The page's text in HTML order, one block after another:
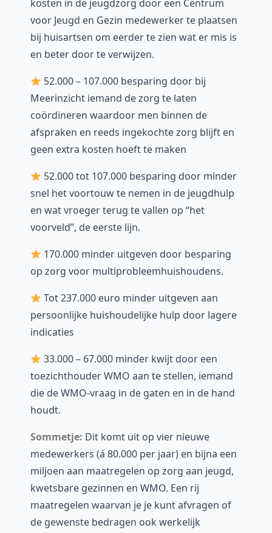
kosten in de jeugdzorg door een Centrum
voor Jeugd en Gezin medewerker te plaatsen
bij huisartsen om eerder te zien wat er mis is
en beter door te verwijzen.
52.000 – 107.000 besparing door bij
Meerinzicht iemand de zorg te laten
coördineren waardoor men binnen de
afspraken en reeds ingekochte zorg blijft en
geen extra kosten hoeft te maken
52.000 tot 107.000 besparing door minder
snel het voortouw te nemen in de jeugdhulp
en wat vroeger terug te vallen op “het
voorveld”, de eerste lijn.
170.000 minder uitgeven door besparing
op zorg voor multiprobleemhuishoudens.
Tot 237.000 euro minder uitgeven aan
persoonlijke huishoudelijke hulp door lagere
indicaties
33.000 – 67.000 minder kwijt door een
toezichthouder WMO aan te stellen, iemand
die de WMO-vraag in de gaten en in de hand
houdt.
Sommetje: Dit komt uit op vier nieuwe
medewerkers (á 80.000 per jaar) en bijna een
miljoen aan maatregelen op zorg aan jeugd,
kwetsbare gezinnen en WMO. Een rij
maatregelen waarvan je je kunt afvragen of
de gewenste bedragen ook werkelijk